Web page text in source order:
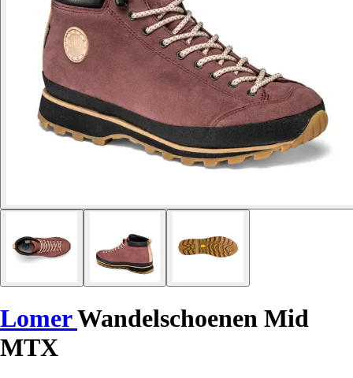
LomerWandelschoenen Mid
MTX